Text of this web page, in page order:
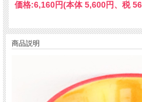
価格:6,160円(本体 5,600円、税
商品説明